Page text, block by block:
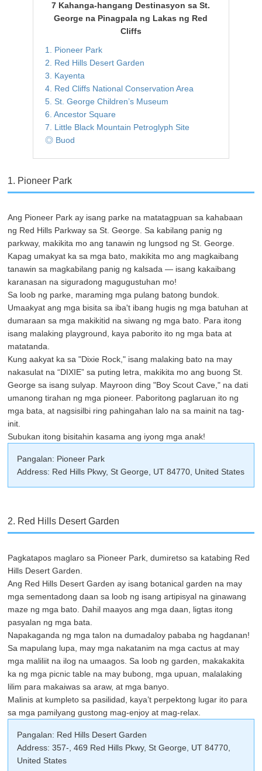
7 Kahanga-hangang Destinasyon sa St.
George na Pinagpala ng Lakas ng Red
Cliffs
1. Pioneer Park
2. Red Hills Desert Garden
3. Kayenta
4. Red Cliffs National Conservation Area
5. St. George Children’s Museum
6. Ancestor Square
7. Little Black Mountain Petroglyph Site
◎ Buod
1. Pioneer Park
Ang Pioneer Park ay isang parke na matatagpuan sa kahabaan
ng Red Hills Parkway sa St. George. Sa kabilang panig ng
parkway, makikita mo ang tanawin ng lungsod ng St. George.
Kapag umakyat ka sa mga bato, makikita mo ang magkaibang
tanawin sa magkabilang panig ng kalsada — isang kakaibang
karanasan na siguradong magugustuhan mo!
Sa loob ng parke, maraming mga pulang batong bundok.
Umaakyat ang mga bisita sa iba't ibang hugis ng mga batuhan at
dumaraan sa mga makikitid na siwang ng mga bato. Para itong
isang malaking playground, kaya paborito ito ng mga bata at
matatanda.
Kung aakyat ka sa "Dixie Rock," isang malaking bato na may
nakasulat na “DIXIE” sa puting letra, makikita mo ang buong St.
George sa isang sulyap. Mayroon ding "Boy Scout Cave," na dati
umanong tirahan ng mga pioneer. Paboritong paglaruan ito ng
mga bata, at nagsisilbi ring pahingahan lalo na sa mainit na tag-
init.
Subukan itong bisitahin kasama ang iyong mga anak!
Pangalan: Pioneer Park
Address: Red Hills Pkwy, St George, UT 84770, United States
2. Red Hills Desert Garden
Pagkatapos maglaro sa Pioneer Park, dumiretso sa katabing Red
Hills Desert Garden.
Ang Red Hills Desert Garden ay isang botanical garden na may
mga sementadong daan sa loob ng isang artipisyal na ginawang
maze ng mga bato. Dahil maayos ang mga daan, ligtas itong
pasyalan ng mga bata.
Napakaganda ng mga talon na dumadaloy pababa ng hagdanan!
Sa mapulang lupa, may mga nakatanim na mga cactus at may
mga maliliit na ilog na umaagos. Sa loob ng garden, makakakita
ka ng mga picnic table na may bubong, mga upuan, malalaking
lilim para makaiwas sa araw, at mga banyo.
Malinis at kumpleto sa pasilidad, kaya’t perpektong lugar ito para
sa mga pamilyang gustong mag-enjoy at mag-relax.
Pangalan: Red Hills Desert Garden
Address: 357-, 469 Red Hills Pkwy, St George, UT 84770,
United States